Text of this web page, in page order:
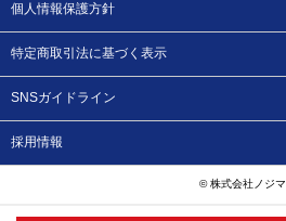
個人情報保護方針
特定商取引法に基づく表示
SNSガイドライン
採用情報
© 株式会社ノジマ